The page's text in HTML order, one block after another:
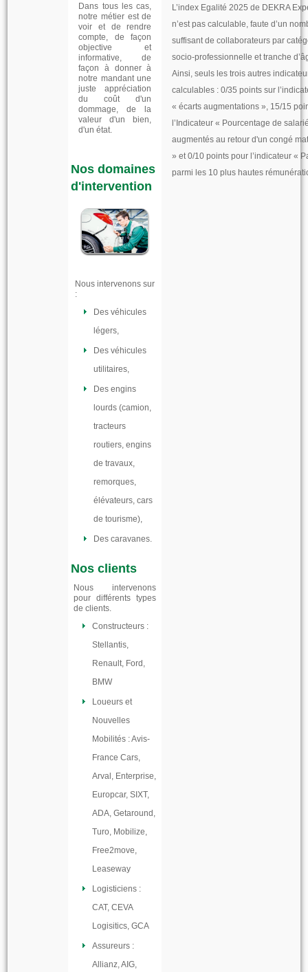
Dans tous les cas,
notre métier est de
voir et de rendre
compte, de façon
objective et
informative, de
façon à donner à
notre mandant une
juste appréciation
du coût d'un
dommage, de la
valeur d'un bien,
d'un état.
Nos domaines
d'intervention
Nous intervenons sur
:
Des véhicules
légers,
Des véhicules
utilitaires,
Des engins
lourds (camion,
tracteurs
routiers, engins
de travaux,
remorques,
élévateurs, cars
de tourisme),
Des caravanes.
Nos clients
Nous intervenons
pour différents types
de clients.
Constructeurs :
Stellantis,
Renault, Ford,
BMW
Loueurs et
Nouvelles
Mobilités : Avis-
France Cars,
Arval, Enterprise,
Europcar, SIXT,
ADA, Getaround,
Turo, Mobilize,
Free2move,
Leaseway
Logisticiens :
CAT, CEVA
Logisitics, GCA
Assureurs :
Allianz, AIG,
L’index Egalité 2025 de DEKRA
n’est pas calculable, faute d’un
suffisant de collaborateurs par
socio-professionnelle et tranche
Ainsi, seuls les trois autres
calculables : 0/35 points sur
« écarts augmentations », 15/15
l’Indicateur « Pourcentage de
augmentés au retour d'un congé
» et 0/10 points pour l’indicateur «
parmi les 10 plus hautes